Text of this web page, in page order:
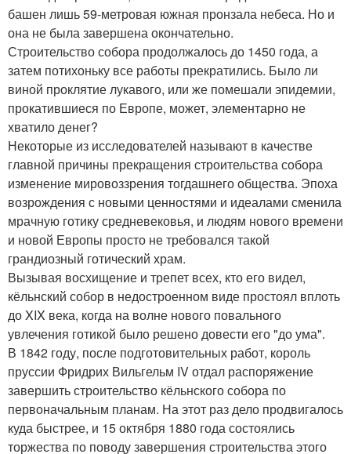
башен лишь 59-метровая южная пронзала небеса. Но и
она не была завершена окончательно.
Строительство собора продолжалось до 1450 года, а
затем потихоньку все работы прекратились. Было ли
виной проклятие лукавого, или же помешали эпидемии,
прокатившиеся по Европе, может, элементарно не
хватило денег?
Некоторые из исследователей называют в качестве
главной причины прекращения строительства собора
изменение мировоззрения тогдашнего общества. Эпоха
возрождения с новыми ценностями и идеалами сменила
мрачную готику средневековья, и людям нового времени
и новой Европы просто не требовался такой
грандиозный готический храм.
Вызывая восхищение и трепет всех, кто его видел,
кёльнский собор в недостроенном виде простоял вплоть
до XIX века, когда на волне нового повального
увлечения готикой было решено довести его "до ума".
В 1842 году, после подготовительных работ, король
пруссии Фридрих Вильгельм IV отдал распоряжение
завершить строительство кёльнского собора по
первоначальным планам. На этот раз дело продвигалось
куда быстрее, и 15 октября 1880 года состоялись
торжества по поводу завершения строительства этого